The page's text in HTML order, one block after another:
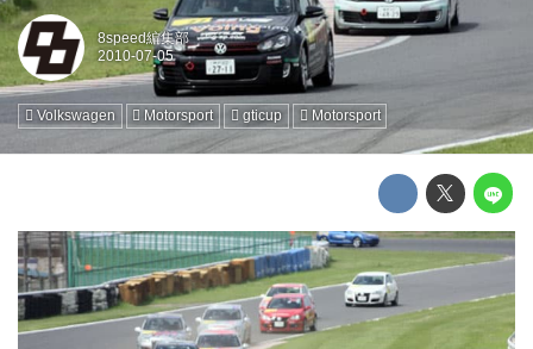
8speed編集部
Volkswagen Motorsport gticup Motorsport